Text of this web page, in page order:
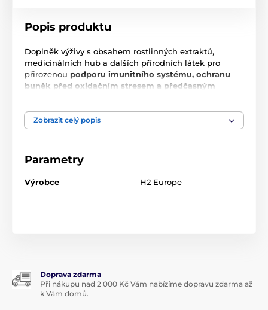
Popis produktu
Doplněk výživy s obsahem rostlinných extraktů,
medicinálních hub a dalších přírodních látek pro
přirozenou podporu imunitního systému, ochranu
buněk před oxidačním stresem a předčasným
Dávkování
Obsah
60 kapslí
Zobrazit celý popis
Parametry
Výrobce H2 Europe
Doprava zdarma
Při nákupu nad 2 000 Kč Vám nabízíme dopravu zdarma až
k Vám domů.